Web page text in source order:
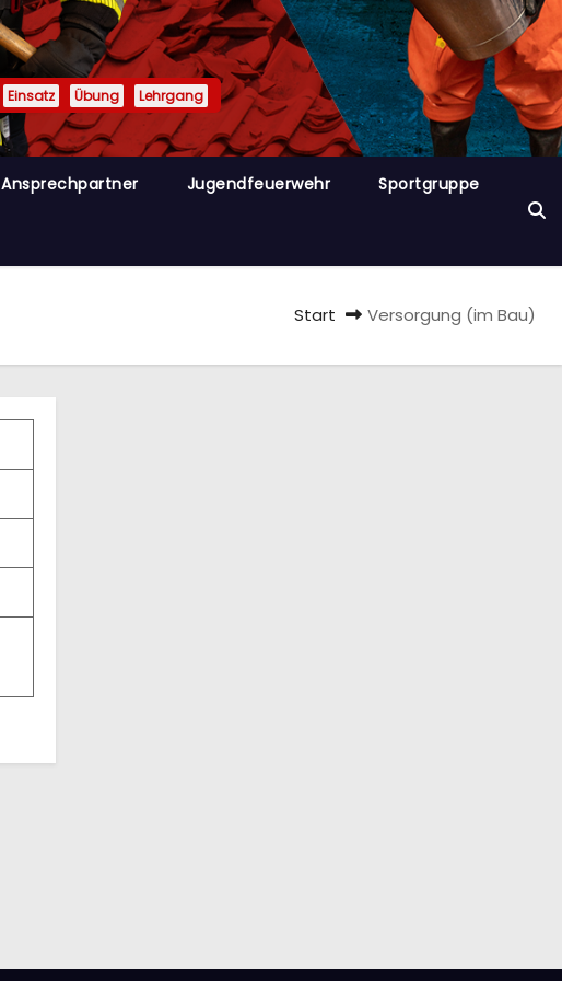
Einsatz Übung Lehrgang
Ansprechpartner Jugendfeuerwehr Sportgruppe
Start Versorgung (im Bau)